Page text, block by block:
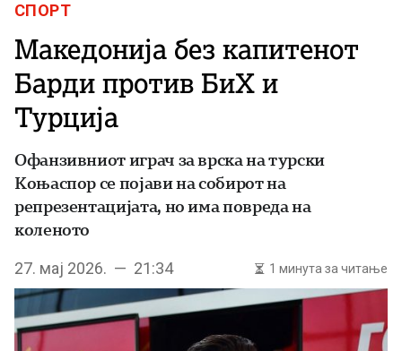
СПОРТ
Македонија без капитенот
Барди против БиХ и
Турција
Офанзивниот играч за врска на турски
Коњаспор се појави на собирот на
репрезентацијата, но има повреда на
коленото
27. мај 2026. — 21:34 1 минута за читање